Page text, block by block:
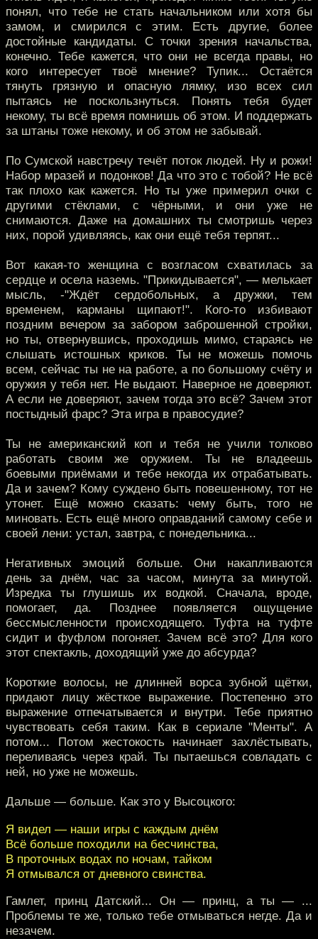
понял, что тебе не стать начальником или хотя бы
замом, и смирился с этим. Есть другие, более
достойные кандидаты. С точки зрения начальства,
конечно. Тебе кажется, что они не всегда правы, но
кого интересует твоё мнение? Тупик... Остаётся
тянуть грязную и опасную лямку, изо всех сил
пытаясь не поскользнуться. Понять тебя будет
некому, ты всё время помнишь об этом. И поддержать
за штаны тоже некому, и об этом не забывай.
По Сумской навстречу течёт поток людей. Ну и рожи!
Набор мразей и подонков! Да что это с тобой? Не всё
так плохо как кажется. Но ты уже примерил очки с
другими стёклами, с чёрными, и они уже не
снимаются. Даже на домашних ты смотришь через
них, порой удивляясь, как они ещё тебя терпят...
Вот какая-то женщина с возгласом схватилась за
сердце и осела наземь. "Прикидывается", — мелькает
мысль, -"Ждёт сердобольных, а дружки, тем
временем, карманы щипают!". Кого-то избивают
поздним вечером за забором заброшенной стройки,
но ты, отвернувшись, проходишь мимо, стараясь не
слышать истошных криков. Ты не можешь помочь
всем, сейчас ты не на работе, а по большому счёту и
оружия у тебя нет. Не выдают. Наверное не доверяют.
А если не доверяют, зачем тогда это всё? Зачем этот
постыдный фарс? Эта игра в правосудие?
Ты не американский коп и тебя не учили толково
работать своим же оружием. Ты не владеешь
боевыми приёмами и тебе некогда их отрабатывать.
Да и зачем? Кому суждено быть повешенному, тот не
утонет. Ещё можно сказать: чему быть, того не
миновать. Есть ещё много оправданий самому себе и
своей лени: устал, завтра, с понедельника...
Негативных эмоций больше. Они накапливаются
день за днём, час за часом, минута за минутой.
Изредка ты глушишь их водкой. Сначала, вроде,
помогает, да. Позднее появляется ощущение
бессмысленности происходящего. Туфта на туфте
сидит и фуфлом погоняет. Зачем всё это? Для кого
этот спектакль, доходящий уже до абсурда?
Короткие волосы, не длинней ворса зубной щётки,
придают лицу жёсткое выражение. Постепенно это
выражение отпечатывается и внутри. Тебе приятно
чувствовать себя таким. Как в сериале "Менты". А
потом... Потом жестокость начинает захлёстывать,
переливаясь через край. Ты пытаешься совладать с
ней, но уже не можешь.
Дальше — больше. Как это у Высоцкого:
Я видел — наши игры с каждым днём
Всё больше походили на бесчинства,
В проточных водах по ночам, тайком
Я отмывался от дневного свинства.
Гамлет, принц Датский... Он — принц, а ты — ...
Проблемы те же, только тебе отмываться негде. Да и
незачем.